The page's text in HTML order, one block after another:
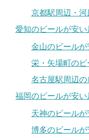
京都駅周辺・
愛知のビールが安い
金山のビールが
栄・矢場町の
名古屋駅周辺
福岡のビールが安い
天神のビール
博多のビールが